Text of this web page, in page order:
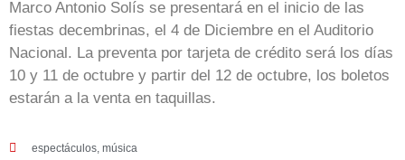
Marco Antonio Solís se presentará en el inicio de las
fiestas decembrinas, el 4 de Diciembre en el Auditorio
Nacional. La preventa por tarjeta de crédito será los días
10 y 11 de octubre y partir del 12 de octubre, los boletos
estarán a la venta en taquillas.
espectáculos, música